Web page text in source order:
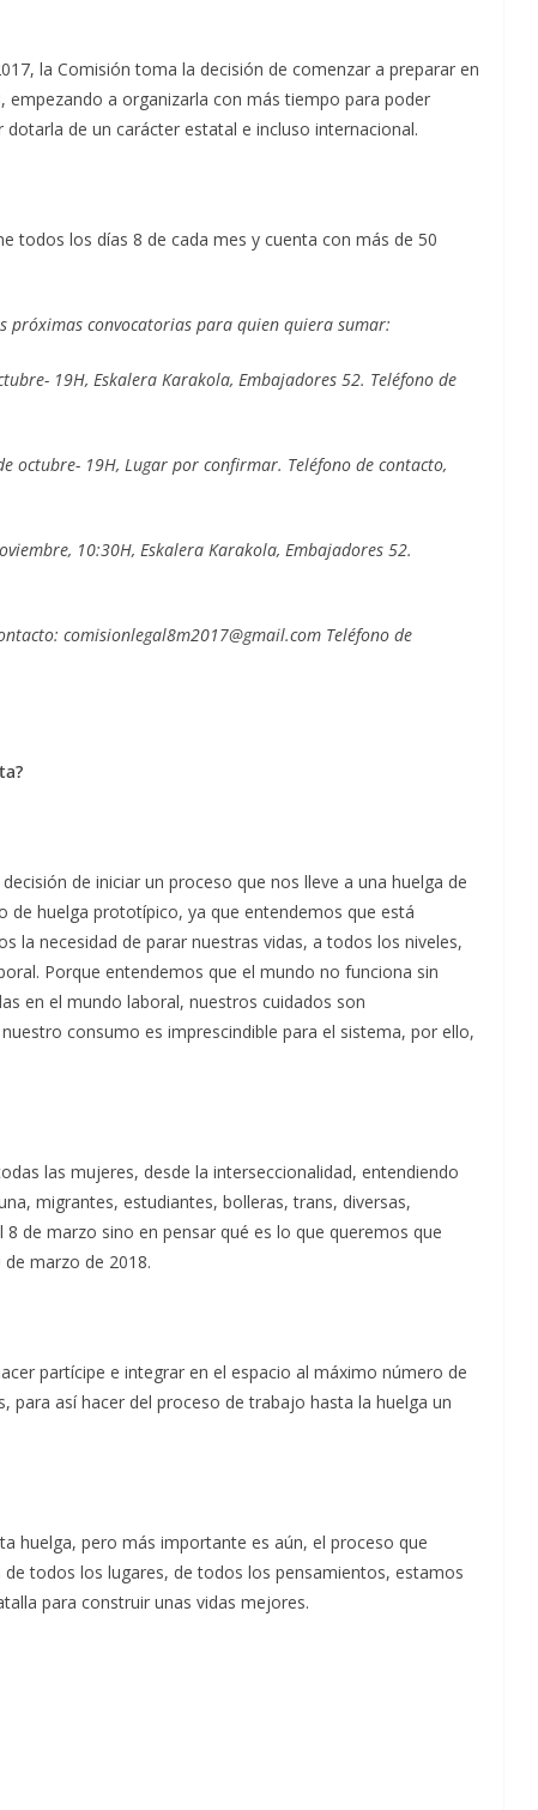
la Comisión toma la decisión de comenzar a preparar en
empezando a organizarla con más tiempo para poder
de un carácter estatal e incluso internacional.
todos los días 8 de cada mes y cuenta con más de 50
convocatorias para quien quiera sumar:
19H, Eskalera Karakola, Embajadores 52. Teléfono de
octubre- 19H, Lugar por confirmar. Teléfono de contacto,
10:30H, Eskalera Karakola, Embajadores 52.
comisionlegal8m2017@gmail.com Teléfono de
de iniciar un proceso que nos lleve a una huelga de
de huelga prototípico, ya que entendemos que está
la necesidad de parar nuestras vidas, a todos los niveles,
Porque entendemos que el mundo no funciona sin
en el mundo laboral, nuestros cuidados son
consumo es imprescindible para el sistema, por ello,
las mujeres, desde la interseccionalidad, entendiendo
migrantes, estudiantes, bolleras, trans, diversas,
de marzo sino en pensar qué es lo que queremos que
marzo de 2018.
partícipe e integrar en el espacio al máximo número de
para así hacer del proceso de trabajo hasta la huelga un
huelga, pero más importante es aún, el proceso que
todos los lugares, de todos los pensamientos, estamos
para construir unas vidas mejores.